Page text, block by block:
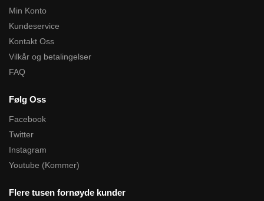
Min Konto
Kundeservice
Kontakt Oss
Vilkår og betalingelser
FAQ
Følg Oss
Facebook
Twitter
Instagram
Youtube (Kommer)
Flere tusen fornøyde kunder